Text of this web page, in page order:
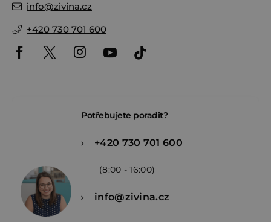
info@zivina.cz
+420 730 701 600
Potřebujete poradit?
+420 730 701 600
(8:00 - 16:00)
info@zivina.cz